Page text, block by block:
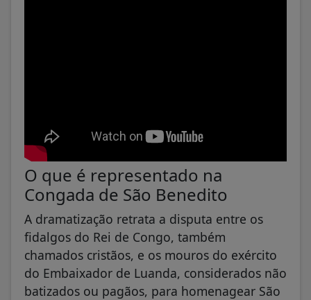
O que é representado na
Congada de São Benedito
A dramatização retrata a disputa entre os
fidalgos do Rei de Congo, também
chamados cristãos, e os mouros do exército
do Embaixador de Luanda, considerados não
batizados ou pagãos, para homenagear São